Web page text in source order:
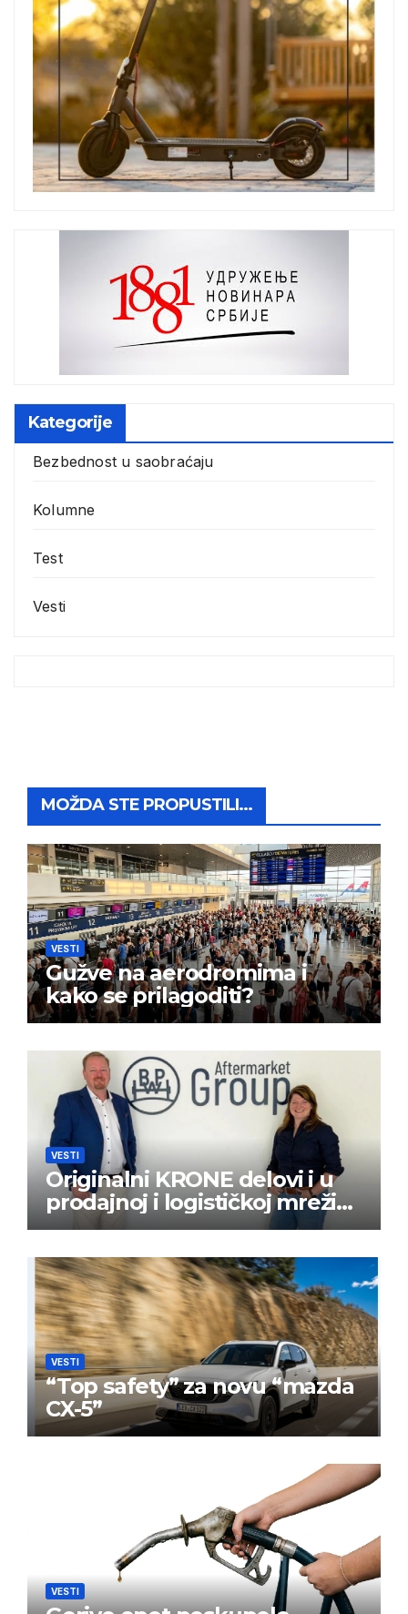
Kategorije
Bezbednost u saobraćaju
Kolumne
Test
Vesti
MOŽDA STE PROPUSTILI...
VESTI
Gužve na aerodromima i
kako se prilagoditi?
VESTI
Originalni KRONE delovi i u
prodajnoj i logističkoj mreži
BPW Aftermarket grupe
VESTI
“Top safety” za novu “mazda
CX-5”
VESTI